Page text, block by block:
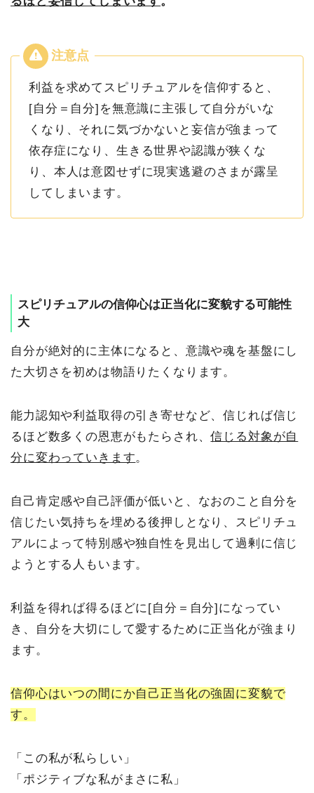
利益を求めてスピリチュアルを信仰すると、
[自分＝自分]を無意識に主張して自分がいな
くなり、それに気づかないと妄信が強まって
依存症になり、生きる世界や認識が狭くな
り、本人は意図せずに現実逃避のさまが露呈
してしまいます。
スピリチュアルの信仰心は正当化に変貌する可能性
大
自分が絶対的に主体になると、意識や魂を基盤にし
た大切さを初めは物語りたくなります。
能力認知や利益取得の引き寄せなど、信じれば信じ
るほど数多くの恩恵がもたらされ、信じる対象が自
分に変わっていきます。
自己肯定感や自己評価が低いと、なおのこと自分を
信じたい気持ちを埋める後押しとなり、スピリチュ
アルによって特別感や独自性を見出して過剰に信じ
ようとする人もいます。
利益を得れば得るほどに[自分＝自分]になってい
き、自分を大切にして愛するために正当化が強まり
ます。
信仰心はいつの間にか自己正当化の強固に変貌で
す。
「この私が私らしい」
「ポジティブな私がまさに私」